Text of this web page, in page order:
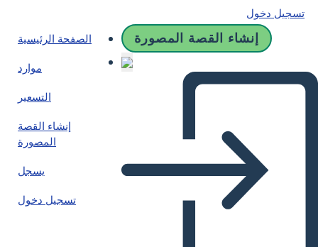
تسجيل دخول
الصفحة الرئيسية
موارد
التسعير
إنشاء القصة
المصورة
يسجل
تسجيل دخول
إنشاء القصة المصورة